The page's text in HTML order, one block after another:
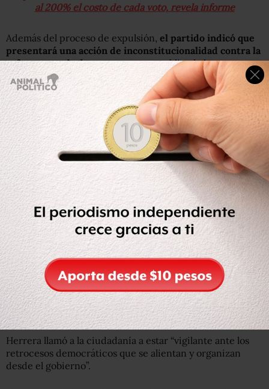
al 200% el costo de cada voto, revela informe
Además del proceso de expulsión, el partido indicó que
presentará una acción de inconstitucionalidad contra la
reforma aprobada,en cuanto sea publicada la
modificación en el Periódico Oficial de Baja California.
“Un ensayo para la elección presidencial”
La dirigencia nacional del PAN advirtió que la reforma
aprobada en Baja California “es un ensayo y una muestra
de lo que el gobierno está dispuesto a hacer para ampliar
el periodo presidencial”.
El vocero del partido, Fernando Herrera, acusó a Morena
de corromper a los diputados panistas, y calificó los
hechos de “un ensayo local para colocar en la opinión
pública nacional un precedente de ampliación de
mandato, el cual se buscará aplicar en beneficio del
presidente López Obrador”.
Más sobre el tema: Algunas explicaciones al
abstencionismo de 2019
Herrera llamó a la ciudadanía a estar “vigilante ante los
retrocesos democráticos que se alientan y organizan
desde el gobierno”.